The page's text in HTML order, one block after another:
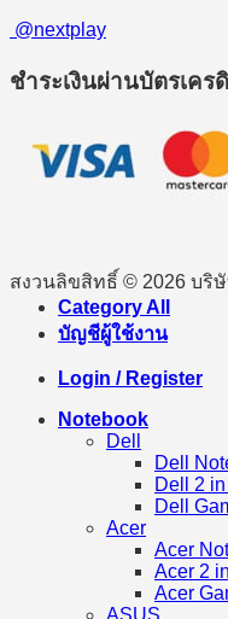
@nextplay
ชำระเงินผ่านบัตรเคร
สงวนลิขสิทธิ์ © 2026 บริ
Category All
บัญชีผู้ใช้งาน
Login / Register
Notebook
Dell
Dell
Dell 2
Dell
Acer
Acer
Acer 2
Acer